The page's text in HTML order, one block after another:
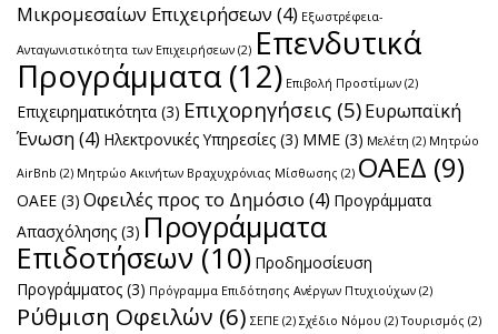
Μικρομεσαίων Επιχειρήσεων (4) Εξωστρέφεια-
Ανταγωνιστικότητα των Επιχειρήσεων (2) Επενδυτικά
Προγράμματα (12) Επιβολή Προστίμων (2)
Επιχειρηματικότητα (3) Επιχορηγήσεις (5)Ευρωπαϊκή
Ένωση(4) Ηλεκτρονικές Υπηρεσίες (3) ΜΜΕ (3) Μελέτη (2) Μητρώο
AirBnb (2) Μητρώο Ακινήτων Βραχυχρόνιας Μίσθωσης (2) ΟΑΕΔ (9)
ΟΑΕΕ (3) Οφειλές προς το Δημόσιο (4) Προγράμματα
Απασχόλησης (3) Προγράμματα
Επιδοτήσεων (10) Προδημοσίευση
Προγράμματος (3) Πρόγραμμα Επιδότησης Ανέργων Πτυχιούχων (2)
Ρύθμιση Οφειλών (6) ΣΕΠΕ (2) Σχέδιο Νόμου (2) Τουρισμός (2)